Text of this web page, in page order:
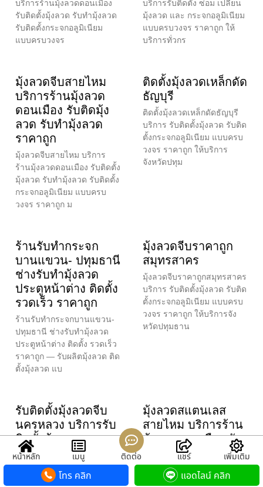
บริการร้านมุ้งลวดดอนเมือง
รับติดตั้งมุ้งลวด รับทำมุ้งลวด
รับติดตั้งกระจกอลูมิเนียม
แบบครบวงจร
บริการรับติดตั้ง ซ่อม เปลี่ยน
มุ้งลวด และ กระจกอลูมิเนียม
แบบครบวงจร ราคาถูก ให้
บริการทั่วกร
มุ้งลวดจีบสายไหม
บริการร้านมุ้งลวด
ดอนเมือง รับติดมุ้ง
ลวด รับทำมุ้งลวด
ราคาถูก
มุ้งลวดจีบสายไหม บริการ
ร้านมุ้งลวดดอนเมือง รับติดตั้ง
มุ้งลวด รับทำมุ้งลวด รับติดตั้ง
กระจกอลูมิเนียม แบบครบ
วงจร ราคาถูก ม
ติดตั้งมุ้งลวดเหล็กดัด
ธัญบุรี
ติดตั้งมุ้งลวดเหล็กดัดธัญบุรี
บริการ รับติดตั้งมุ้งลวด รับติด
ตั้งกระจกอลูมิเนียม แบบครบ
วงจร ราคาถูก ให้บริการ
จังหวัดปทุม
ร้านรับทำกระจก
บานแขวน- ปทุมธานี
ช่างรับทำมุ้งลวด
ประตูหน้าต่าง ติดตั้ง
รวดเร็ว ราคาถูก
ร้านรับทำกระจกบานแขวน-
ปทุมธานี ช่างรับทำมุ้งลวด
ประตูหน้าต่าง ติดตั้ง รวดเร็ว
ราคาถูก — รับผลิตมุ้งลวด ติด
ตั้งมุ้งลวด แบ
มุ้งลวดจีบราคาถูก
สมุทรสาคร
มุ้งลวดจีบราคาถูกสมุทรสาคร
บริการ รับติดตั้งมุ้งลวด รับติด
ตั้งกระจกอลูมิเนียม แบบครบ
วงจร ราคาถูก ให้บริการจัง
หวัดปทุมธาน
รับติดตั้งมุ้งลวดจีบ
นครหลวง บริการรับ
ติดตั้งมุ้งลวด และ
กระจกอลูมิเนียม
แบบครบวงจร
รับติดตั้งมุ้งลวดจีบนครหลวง
มุ้งลวดสแตนเลส
สายไหม บริการร้าน
มุ้งลวดดอนเมือง รับ
ติดมุ้งลวด รับทำมุ้ง
ลวด ราคาถูก
มุ้งลวดสแตนเลสสายไหม
หน้าหลัก เมนู ติดต่อ แชร์ เพิ่มเติม
โทร คลิก แอดไลน์ คลิก